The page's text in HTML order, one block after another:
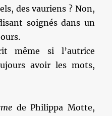
des vauriens ? Non,
soignés dans un
même si l’autrice
avoir les mots,
de Philippa Motte,